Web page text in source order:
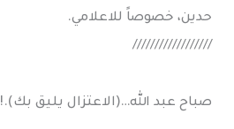
حدين، خصوصاً للاعلامي.
//////////////////
صباح عبد الله…(الاعتزال يليق بك).!